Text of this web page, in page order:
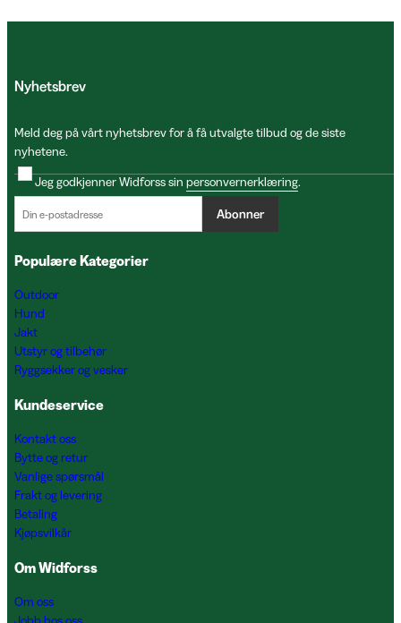
Nyhetsbrev
Meld deg på vårt nyhetsbrev for å få utvalgte tilbud og de siste
nyhetene.
Jeg godkjenner Widforss sin personvernerklæring.
Abonner
Populære Kategorier
Outdoor
Hund
Jakt
Utstyr og tilbehør
Ryggsekker og vesker
Kundeservice
Kontakt oss
Bytte og retur
Vanlige spørsmål
Frakt og levering
Betaling
Kjøpsvilkår
Om Widforss
Om oss